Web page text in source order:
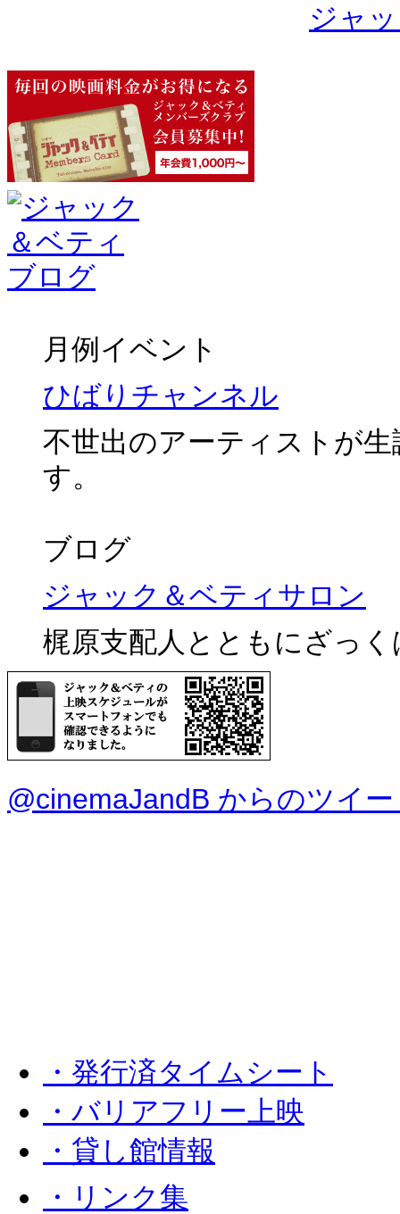
ジャ
月例イベント
ひばりチャンネル
不世出のアーティストが
す。
ブログ
ジャック＆ベティサロン
梶原支配人とともにざっ
@cinemaJandB からのツイ
・発行済タイムシート
・バリアフリー上映
・貸し館情報
・リンク集